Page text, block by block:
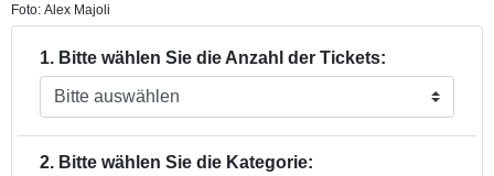
Foto: Alex Majoli
1. Bitte wählen Sie die Anzahl der Tickets:
2. Bitte wählen Sie die Kategorie: